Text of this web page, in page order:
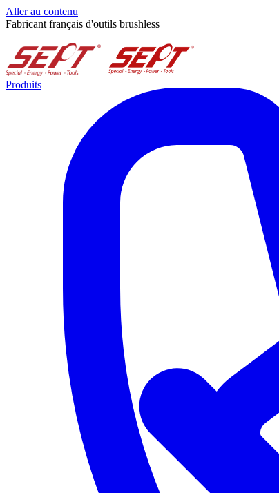
Aller au contenu
Fabricant français d'outils brushless
Produits